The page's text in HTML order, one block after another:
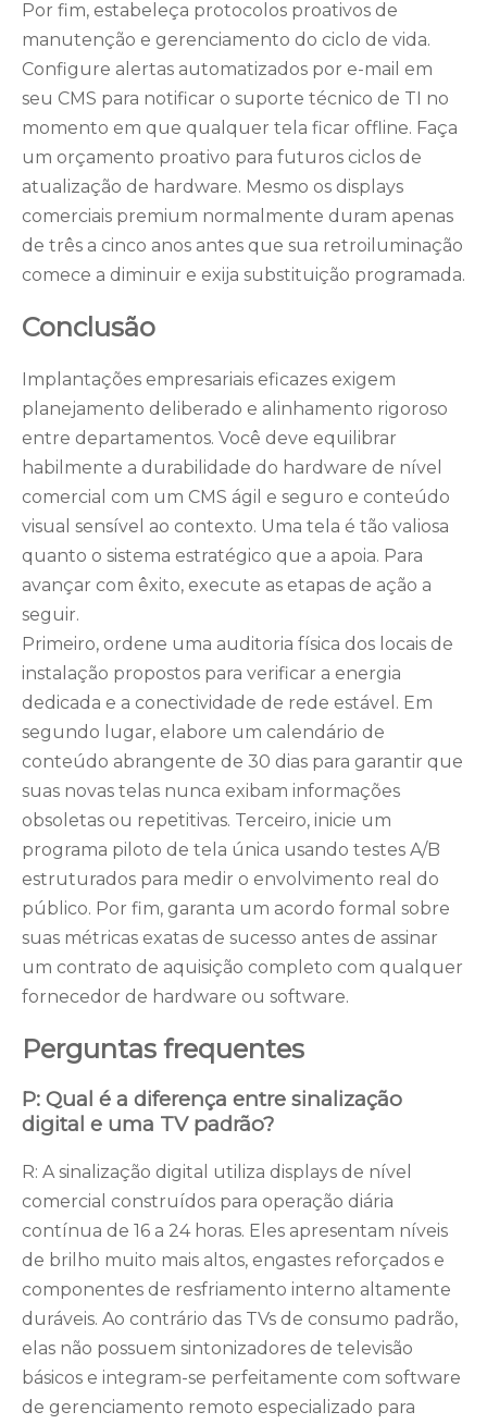
Por fim, estabeleça protocolos proativos de
manutenção e gerenciamento do ciclo de vida.
Configure alertas automatizados por e-mail em
seu CMS para notificar o suporte técnico de TI no
momento em que qualquer tela ficar offline. Faça
um orçamento proativo para futuros ciclos de
atualização de hardware. Mesmo os displays
comerciais premium normalmente duram apenas
de três a cinco anos antes que sua retroiluminação
comece a diminuir e exija substituição programada.
Conclusão
Implantações empresariais eficazes exigem
planejamento deliberado e alinhamento rigoroso
entre departamentos. Você deve equilibrar
habilmente a durabilidade do hardware de nível
comercial com um CMS ágil e seguro e conteúdo
visual sensível ao contexto. Uma tela é tão valiosa
quanto o sistema estratégico que a apoia. Para
avançar com êxito, execute as etapas de ação a
seguir.
Primeiro, ordene uma auditoria física dos locais de
instalação propostos para verificar a energia
dedicada e a conectividade de rede estável. Em
segundo lugar, elabore um calendário de
conteúdo abrangente de 30 dias para garantir que
suas novas telas nunca exibam informações
obsoletas ou repetitivas. Terceiro, inicie um
programa piloto de tela única usando testes A/B
estruturados para medir o envolvimento real do
público. Por fim, garanta um acordo formal sobre
suas métricas exatas de sucesso antes de assinar
um contrato de aquisição completo com qualquer
fornecedor de hardware ou software.
Perguntas frequentes
P: Qual é a diferença entre sinalização
digital e uma TV padrão?
R: A sinalização digital utiliza displays de nível
comercial construídos para operação diária
contínua de 16 a 24 horas. Eles apresentam níveis
de brilho muito mais altos, engastes reforçados e
componentes de resfriamento interno altamente
duráveis. Ao contrário das TVs de consumo padrão,
elas não possuem sintonizadores de televisão
básicos e integram-se perfeitamente com software
de gerenciamento remoto especializado para